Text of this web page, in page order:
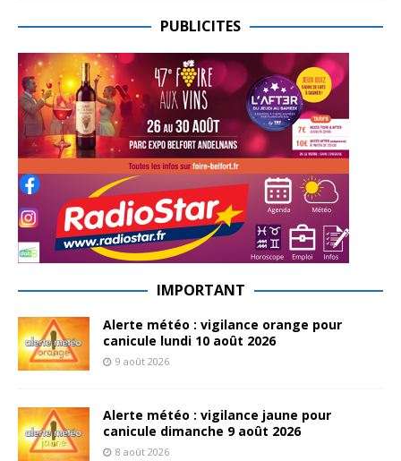
PUBLICITES
IMPORTANT
Alerte météo : vigilance orange pour
canicule lundi 10 août 2026
9 août 2026
Alerte météo : vigilance jaune pour
canicule dimanche 9 août 2026
8 août 2026